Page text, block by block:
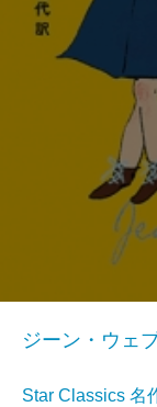
ジーン・ウェ
Star Classics